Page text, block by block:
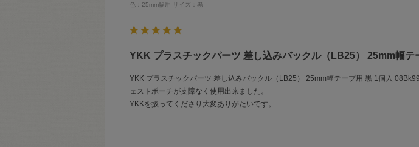
色：25mm幅用 サイズ：黒
YKK プラスチックパーツ 差し込みバックル（LB25） 25mm幅
YKK プラスチックパーツ 差し込みバックル（LB25） 25mm幅テープ用 黒 1個入
ェストポーチが支障なく使用出来ました。
YKKを扱ってくださり大変ありがたいです。